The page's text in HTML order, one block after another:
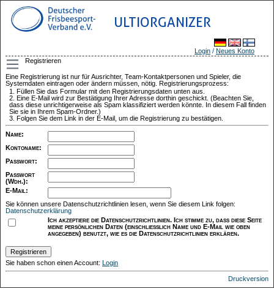
ULTIORGANIZER
Login / Neues Konto
Registrieren
Eine Registrierung ist nur für Ausrichter, Team-Kontaktpersonen und Spieler, die
Systemdaten eintragen oder ändern müssen, nötig. Registrierungsprozess:
Füllen Sie das Formular mit den Registrierungsdaten unten aus.
Eine E-Mail wird zur Bestätigung Ihrer Adresse dorthin geschickt. (Beachten Sie,
dass diese unrichtigerweise als Spam klassifiziert werden könnte. In diesem Fall finden
Sie sie in Ihrem Spam-Ordner.)
Folgen Sie dem Link in der E-Mail, um die Registrierung zu bestätigen.
Name:
Kontoname:
Passwort:
Passwort
(Wdh.):
E-Mail :
Sie können unsere Datenschutzrichtlinien lesen, wenn Sie diesem Link folgen:
Datenschutzerklärung
Ich akzeptiere die Datenschutzrichtlinien. Ich stimme zu, dass diese Seite
meine persönlichen Daten (einschließlich Name und E-Mail wie oben
angegeben) benutzt, wie es die Datenschutzrichtlinien erklären.
Sie haben schon einen Account: Login
Druckversion